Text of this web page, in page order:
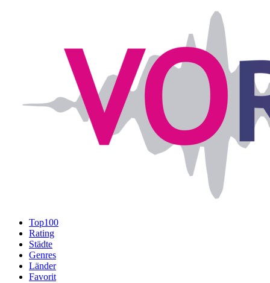
Top100
Rating
Städte
Genres
Länder
Favorit